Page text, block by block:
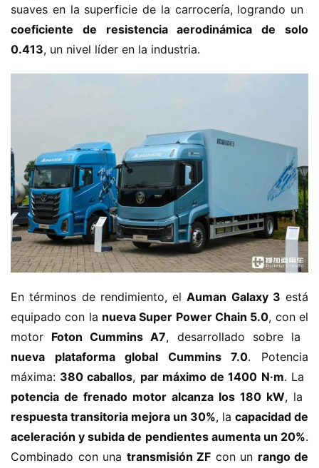
e
n
e
g
suaves en la superficie de la carrocería, logrando un ​
coeficiente de resistencia aerodinámica de solo
0.413​​, un nivel líder en la industria.
En términos de rendimiento, el ​​Auman Galaxy 3​ ​ está
equipado con la ​ ​nueva Super Power Chain 5.0​​, con el
motor ​ ​Foton Cummins A7​​, desarrollado sobre la ​
nueva plataforma global Cummins 7.0​​. Potencia
máxima: ​ ​380 caballos​​, ​ ​par máximo de 1400 N·m​​. La ​
potencia de frenado motor alcanza los 180 kW​​, la ​
respuesta transitoria mejora un 30%​​, la ​ ​capacidad de
aceleración y subida de pendientes aumenta un 20%​​.
Combinado con una ​ ​transmisión ZF​ ​ con un ​ ​rango de